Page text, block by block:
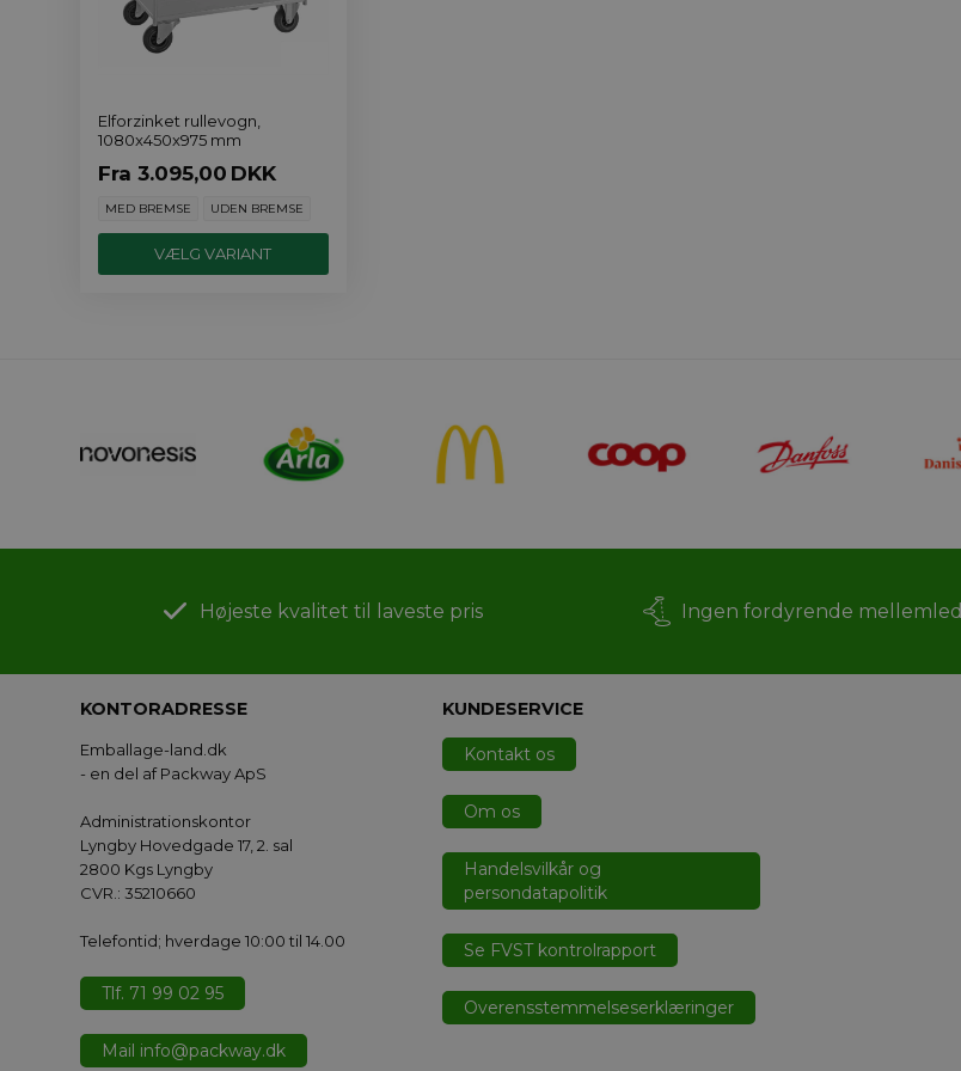
Elforzinket rullevogn,
1080x450x975 mm
Fra3.095,00 DKK
MED BREMSE UDEN BREMSE
VÆLG VARIANT
Højeste kvalitet til laveste pris Ingen fordyrende mellemled
KONTORADRESSE
Emballage-land.dk
- en del af Packway ApS
Administrationskontor
Lyngby Hovedgade 17, 2. sal
2800 Kgs Lyngby
CVR.: 35210660
Telefontid; hverdage 10:00 til 14.00
Tlf. 71 99 02 95
Mail info@packway.dk
KUNDESERVICE
Kontakt os
Om os
Handelsvilkår og
persondatapolitik
Se FVST kontrolrapport
Overensstemmelseserklæringer